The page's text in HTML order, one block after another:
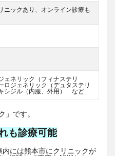
ニックあり、オンライン診療も
ェネリック（フィナステリ
ロジェネリック（デュタステリ
シジル（内服、外用） など
」です。
も診療可能
には熊本市にクリニックが